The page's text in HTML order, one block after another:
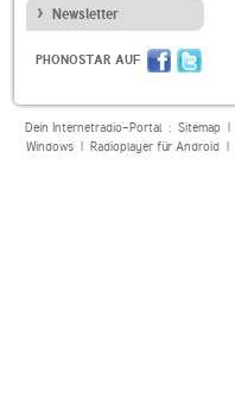
Newsletter
PHONOSTAR AUF
Dein Internetradio-Portal : Sitemap|
Windows| Radioplayer für Android|